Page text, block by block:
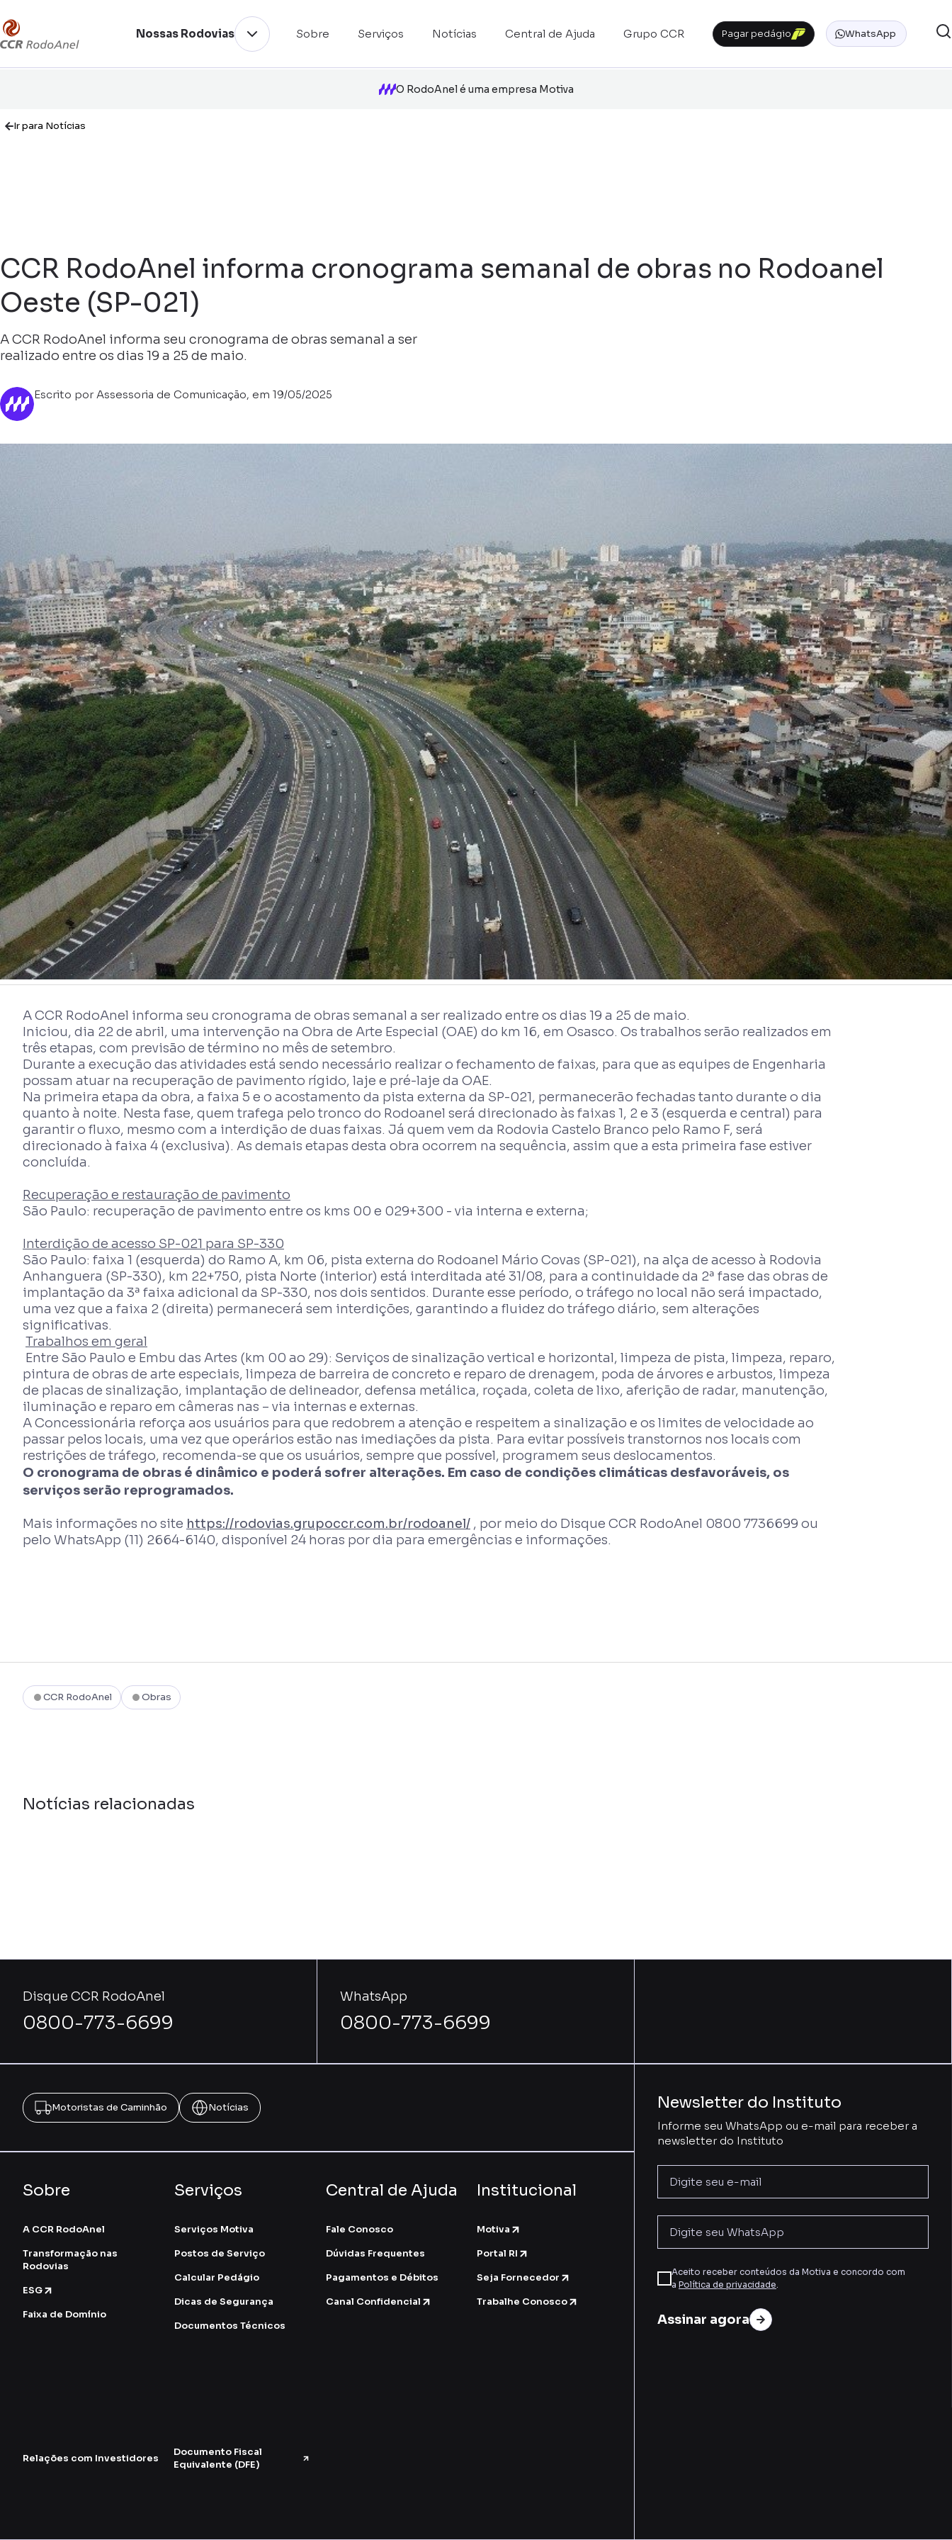
Nossas Rodovias Sobre Serviços Notícias Central de Ajuda Grupo CCR Pagar pedágio WhatsApp
O RodoAnel é uma empresa Motiva
Ir para Notícias
CCR RodoAnel informa cronograma semanal de obras no Rodoanel
Oeste (SP-021)
A CCR RodoAnel informa seu cronograma de obras semanal a ser
realizado entre os dias 19 a 25 de maio.
Escrito por Assessoria de Comunicação, em 19/05/2025
A CCR RodoAnel informa seu cronograma de obras semanal a ser realizado entre os dias 19 a 25 de maio.
Iniciou, dia 22 de abril, uma intervenção na Obra de Arte Especial (OAE) do km 16, em Osasco. Os trabalhos serão realizados em
três etapas, com previsão de término no mês de setembro.
Durante a execução das atividades está sendo necessário realizar o fechamento de faixas, para que as equipes de Engenharia
possam atuar na recuperação de pavimento rígido, laje e pré-laje da OAE.
Na primeira etapa da obra, a faixa 5 e o acostamento da pista externa da SP-021, permanecerão fechadas tanto durante o dia
quanto à noite. Nesta fase, quem trafega pelo tronco do Rodoanel será direcionado às faixas 1, 2 e 3 (esquerda e central) para
garantir o fluxo, mesmo com a interdição de duas faixas. Já quem vem da Rodovia Castelo Branco pelo Ramo F, será
direcionado à faixa 4 (exclusiva). As demais etapas desta obra ocorrem na sequência, assim que a esta primeira fase estiver
concluída.
Recuperação e restauração de pavimento
São Paulo: recuperação de pavimento entre os kms 00 e 029+300 - via interna e externa;
Interdição de acesso SP-021 para SP-330
São Paulo: faixa 1 (esquerda) do Ramo A, km 06, pista externa do Rodoanel Mário Covas (SP-021), na alça de acesso à Rodovia
Anhanguera (SP-330), km 22+750, pista Norte (interior) está interditada até 31/08, para a continuidade da 2ª fase das obras de
implantação da 3ª faixa adicional da SP-330, nos dois sentidos. Durante esse período, o tráfego no local não será impactado,
uma vez que a faixa 2 (direita) permanecerá sem interdições, garantindo a fluidez do tráfego diário, sem alterações
significativas.
Trabalhos em geral
Entre São Paulo e Embu das Artes (km 00 ao 29): Serviços de sinalização vertical e horizontal, limpeza de pista, limpeza, reparo,
pintura de obras de arte especiais, limpeza de barreira de concreto e reparo de drenagem, poda de árvores e arbustos, limpeza
de placas de sinalização, implantação de delineador, defensa metálica, roçada, coleta de lixo, aferição de radar, manutenção,
iluminação e reparo em câmeras nas – via internas e externas.
A Concessionária reforça aos usuários para que redobrem a atenção e respeitem a sinalização e os limites de velocidade ao
passar pelos locais, uma vez que operários estão nas imediações da pista. Para evitar possíveis transtornos nos locais com
restrições de tráfego, recomenda-se que os usuários, sempre que possível, programem seus deslocamentos.
O cronograma de obras é dinâmico e poderá sofrer alterações. Em caso de condições climáticas desfavoráveis, os
serviços serão reprogramados.
Mais informações no site https://rodovias.grupoccr.com.br/rodoanel/ , por meio do Disque CCR RodoAnel 0800 7736699 ou
pelo WhatsApp (11) 2664-6140, disponível 24 horas por dia para emergências e informações.
CCR RodoAnel Obras
Notícias relacionadas
Disque CCR RodoAnel
0800-773-6699
WhatsApp
0800-773-6699
Motoristas de Caminhão Notícias
Sobre
A CCR RodoAnel
Transformação nas
Rodovias
ESG
Faixa de Domínio
Serviços
Serviços Motiva
Postos de Serviço
Calcular Pedágio
Dicas de Segurança
Documentos Técnicos
Central de Ajuda
Fale Conosco
Dúvidas Frequentes
Pagamentos e Débitos
Canal Confidencial
Institucional
Motiva
Portal RI
Seja Fornecedor
Trabalhe Conosco
Relações com Investidores
Documento Fiscal
Equivalente (DFE)
Newsletter do Instituto
Informe seu WhatsApp ou e-mail para receber a
newsletter do Instituto
Aceito receber conteúdos da Motiva e concordo com
a Política de privacidade.
Assinar agora